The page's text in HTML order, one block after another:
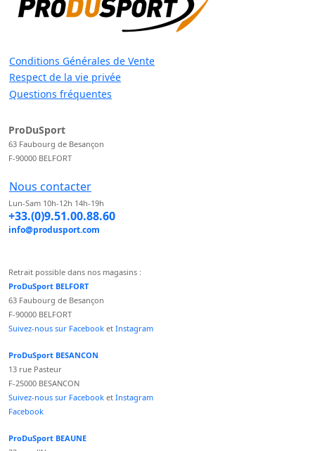
Conditions Générales de Vente
Respect de la vie privée
Questions fréquentes
ProDuSport
63 Faubourg de Besançon
F-90000 BELFORT
Nous contacter
Lun-Sam 10h-12h 14h-19h
+33.(0)9.51.00.88.60
info@produsport.com
Retrait possible dans nos magasins :
ProDuSport BELFORT
63 Faubourg de Besançon
F-90000 BELFORT
Suivez-nous sur Facebook et Instagram
ProDuSport BESANCON
13 rue Pasteur
F-25000 BESANCON
Suivez-nous sur Facebook et Instagram
Facebook
ProDuSport BEAUNE